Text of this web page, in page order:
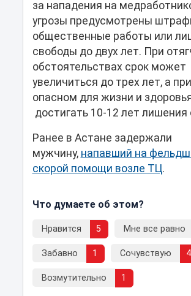
за нападения на
угрозы предусмотрены
общественные работы или
свободы до двух лет. При
обстоятельствах срок может
увеличиться до трех лет, а
опасном для жизни и
достигать 10-12 лет лишения
Ранее в Астане задержали
мужчину, напавший на
скорой помощи возле ТЦ.
Что думаете об этом?
Нравится 5 Мне все равно
Забавно 1 Сочувствую 4
Возмутительно 1